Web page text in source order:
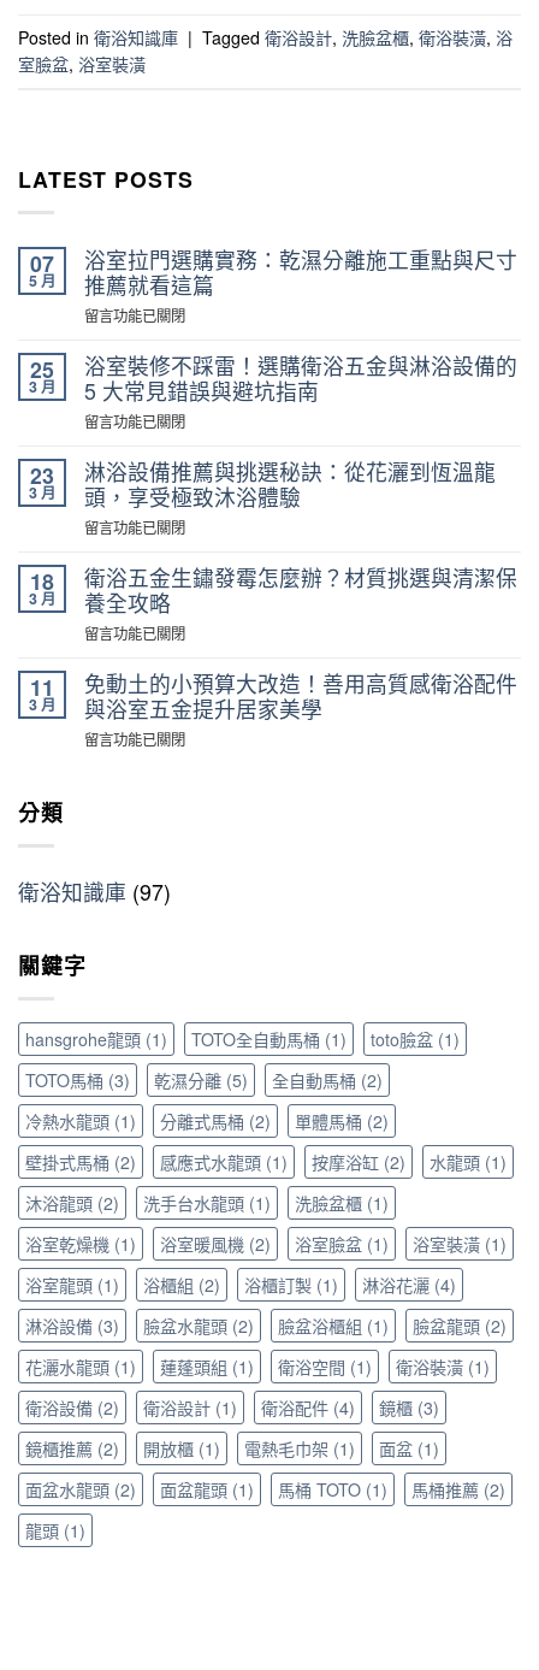
Posted in 衛浴知識庫 | Tagged 衛浴設計, 洗臉盆櫃, 衛浴裝潢, 浴
室臉盆, 浴室裝潢
LATEST POSTS
07
5 月
浴室拉門選購實務：乾濕分離施工重點與尺寸
推薦就看這篇
在
室
拉
門
選
實
務：
乾
分
離
施
工
點
與
尺
寸
篇〉
中
留言功能已關閉
25
3 月
浴室裝修不踩雷！選購衛浴五金與淋浴設備的
5 大常見錯誤與避坑指南
在
室
裝
修
不
雷！
選
購
浴
五
金
與
5
大
錯
避
坑
指
南〉
中
留言功能已關閉
23
3 月
淋浴設備推薦與挑選秘訣：從花灑到恆溫龍
頭，享受極致沐浴體驗
在
浴
設
備
推
與
挑
選
恆
頭，
極
致
沐
浴
體
驗〉
中
留言功能已關閉
18
3 月
衛浴五金生鏽發霉怎麼辦？材質挑選與清潔保
養全攻略
在
浴
五
金
生
辦？
材
挑
選
清
潔
保
養
全
攻
略〉
中
留言功能已關閉
11
3 月
免動土的小預算大改造！善用高質感衛浴配件
與浴室五金提升居家美學
在
算
造！
高
質
感
衛
浴
配
件
與
浴
室
五
金
提
升
居
家
美
學〉
中
留言功能已關閉
分類
衛浴知識庫 (97)
關鍵字
hansgrohe龍頭 (1) TOTO全自動馬桶 (1) toto臉盆 (1)
TOTO馬桶 (3) 乾濕分離 (5) 全自動馬桶 (2)
冷熱水龍頭 (1) 分離式馬桶 (2) 單體馬桶 (2)
壁掛式馬桶 (2) 感應式水龍頭 (1) 按摩浴缸 (2) 水龍頭 (1)
沐浴龍頭 (2) 洗手台水龍頭 (1) 洗臉盆櫃 (1)
浴室乾燥機 (1) 浴室暖風機 (2) 浴室臉盆 (1) 浴室裝潢 (1)
浴室龍頭 (1) 浴櫃組 (2) 浴櫃訂製 (1) 淋浴花灑 (4)
淋浴設備 (3) 臉盆水龍頭 (2) 臉盆浴櫃組 (1) 臉盆龍頭 (2)
花灑水龍頭 (1) 蓮蓬頭組 (1) 衛浴空間 (1) 衛浴裝潢 (1)
衛浴設備 (2) 衛浴設計 (1) 衛浴配件 (4) 鏡櫃 (3)
鏡櫃推薦 (2) 開放櫃 (1) 電熱毛巾架 (1) 面盆 (1)
面盆水龍頭 (2) 面盆龍頭 (1) 馬桶 TOTO (1) 馬桶推薦 (2)
龍頭 (1)